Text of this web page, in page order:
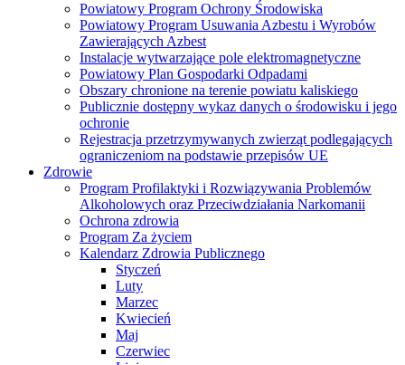
Powiatowy Program Ochrony Środowiska
Powiatowy Program Usuwania Azbestu i Wyrobów
Zawierających Azbest
Instalacje wytwarzające pole elektromagnetyczne
Powiatowy Plan Gospodarki Odpadami
Obszary chronione na terenie powiatu kaliskiego
Publicznie dostępny wykaz danych o środowisku i jego
ochronie
Rejestracja przetrzymywanych zwierząt podlegających
ograniczeniom na podstawie przepisów UE
Zdrowie
Program Profilaktyki i Rozwiązywania Problemów
Alkoholowych oraz Przeciwdziałania Narkomanii
Ochrona zdrowia
Program Za życiem
Kalendarz Zdrowia Publicznego
Styczeń
Luty
Marzec
Kwiecień
Maj
Czerwiec